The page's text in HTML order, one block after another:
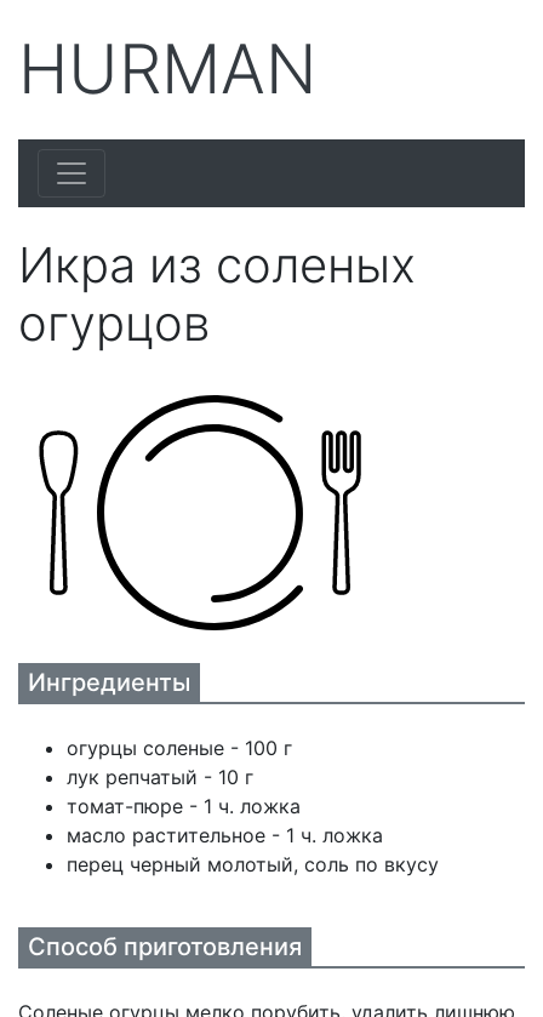
HURMAN
Икра из соленых
огурцов
Ингредиенты
огурцы соленые - 100 г
лук репчатый - 10 г
томат-пюре - 1 ч. ложка
масло растительное - 1 ч. ложка
перец черный молотый, соль по вкусу
Способ приготовления
Соленые огурцы мелко порубить, удалить лишнюю